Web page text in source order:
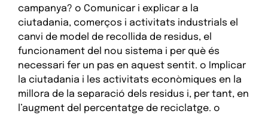
campanya? o Comunicar i explicar a la
ciutadania, comerços i activitats industrials el
canvi de model de recollida de residus, el
funcionament del nou sistema i per què és
necessari fer un pas en aquest sentit. o Implicar
la ciutadania i les activitats econòmiques en la
millora de la separació dels residus i, per tant, en
l’augment del percentatge de reciclatge. o